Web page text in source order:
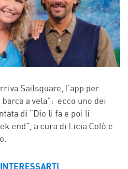
Sailsquare, l’app per
a vela”: ecco uno dei
di “Dio li fa e poi li
end”, a cura di Licia Colò e